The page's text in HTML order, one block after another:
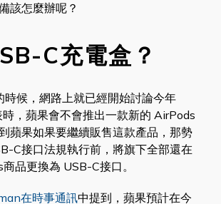
該怎麼辦呢？
C充電盒？
時候，網路上就已經開始討論今年
，蘋果會不會推出一款新的 AirPods
蘋果如果要繼續販售這款產品，那勢
C接口法規執行前，將旗下全部還在
品更換為 USB-C接口。
在時事通訊中提到，蘋果預計在今